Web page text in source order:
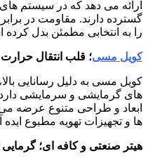
ارائه می ‌دهد که در سیستم
گسترده دارند. مقاومت در
را به انتخابی مطمئن بدل
کویل مسی؛ قلب انتقال حرارت
کویل مسی به دلیل رسانایی
های گرمایشی و سرمایشی دارد.
ابعاد و طراحی متنوع عرضه
‌ها و تجهیزات تهویه مطبوع
هیتر صنعتی و کافه ‌ای؛